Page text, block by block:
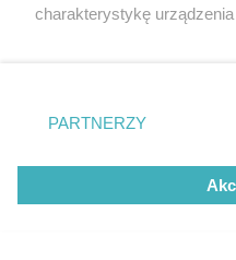
rozpowszechniany lub dalej
tym także elektroniczny lub
eksploatacji w jakiejkolwiek
wykorzystanie utworów w
tzn. bez właściwej zgody, jest
charakterystykę
zmienić/wycofać klikając
znajdujący się w lewym
rodzaje przetwarzania
użytkownika, ale masz
przetwarzaniu. Preferencje
PARTNERZY